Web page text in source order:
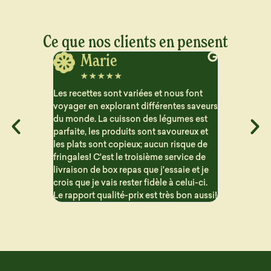
Ce que nos clients en pensent
est
et
Jerome
☆☆☆☆☆
Vraiment satisfait des plats que je reçois
pour le semaine. Beaucoup de choix et
les repas sont bien détaillé pour suivre
les macros. Les portions sont généreuse
et c'est vraiment bon !! Problème de
livraison mais qui n'est en aucun cas la
faute de Dailycieux. Je recommande